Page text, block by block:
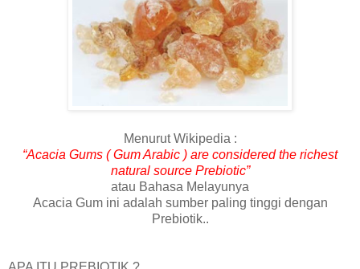
Menurut Wikipedia :
“Acacia Gums ( Gum Arabic ) are considered the richest
natural source Prebiotic”
atau Bahasa Melayunya
Acacia Gum ini adalah sumber paling tinggi dengan
Prebiotik..